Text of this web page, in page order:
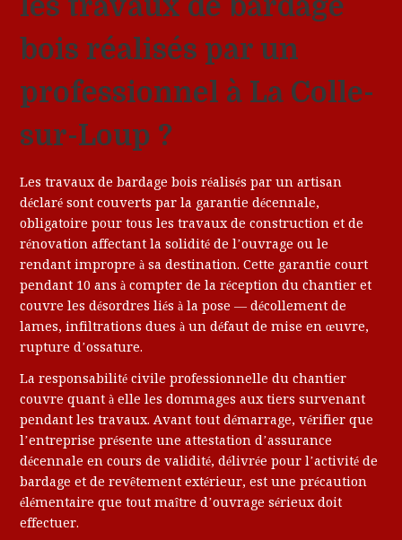
bois réalisés par un
professionnel à La Colle-
sur-Loup ?
Les travaux de bardage bois réalisés par un artisan
déclaré sont couverts par la garantie décennale,
obligatoire pour tous les travaux de construction et de
rénovation affectant la solidité de l’ouvrage ou le
rendant impropre à sa destination. Cette garantie court
pendant 10 ans à compter de la réception du chantier et
couvre les désordres liés à la pose — décollement de
lames, infiltrations dues à un défaut de mise en œuvre,
rupture d’ossature.
La responsabilité civile professionnelle du chantier
couvre quant à elle les dommages aux tiers survenant
pendant les travaux. Avant tout démarrage, vérifier que
l’entreprise présente une attestation d’assurance
décennale en cours de validité, délivrée pour l’activité de
bardage et de revêtement extérieur, est une précaution
élémentaire que tout maître d’ouvrage sérieux doit
effectuer.